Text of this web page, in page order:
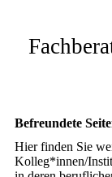
Befreundete
Hier finden Sie
Kolleg*innen/